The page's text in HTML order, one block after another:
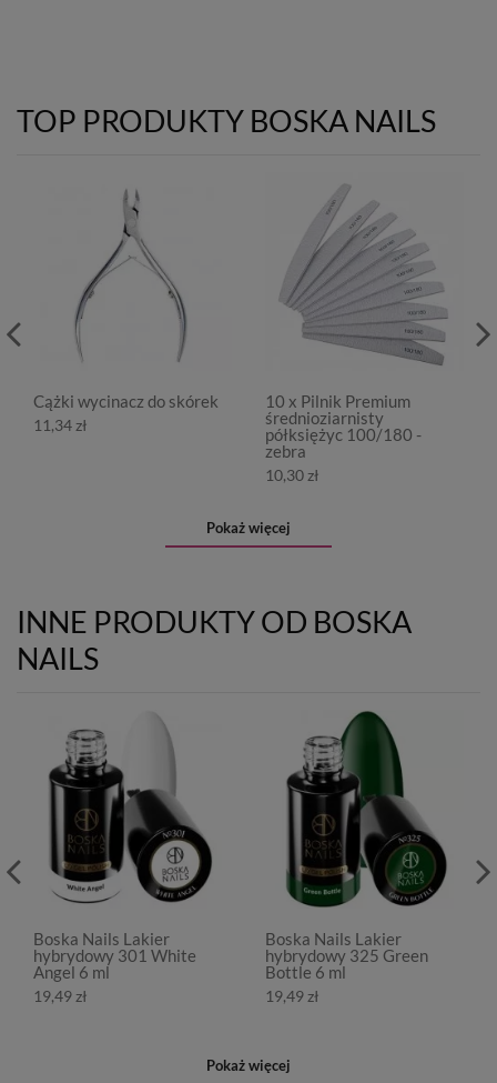
TOP PRODUKTY BOSKA NAILS
Cążki wycinacz do skórek
11,34 zł
10 x Pilnik Premium
średnioziarnisty
półksiężyc 100/180 -
zebra
10,30 zł
Pokaż więcej
INNE PRODUKTY OD BOSKA
NAILS
Boska Nails Lakier
hybrydowy 301 White
Angel 6 ml
19,49 zł
Boska Nails Lakier
hybrydowy 325 Green
Bottle 6 ml
19,49 zł
Pokaż więcej